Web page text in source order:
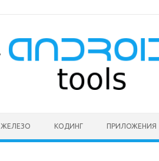
ЖЕЛЕЗО КОДИНГ ПРИЛОЖЕНИЯ